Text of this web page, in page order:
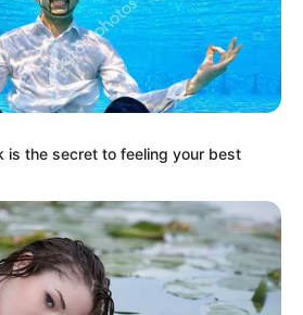
ALERTA
Para estar bien informado, por
is the secret to feeling your best